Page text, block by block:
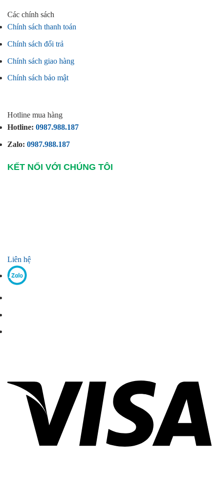
Các chính sách
Chính sách thanh toán
Chính sách đổi trả
Chính sách giao hàng
Chính sách bảo mật
Hotline mua hàng
Hotline: 0987.988.187
Zalo: 0987.988.187
KẾT NỐI VỚI CHÚNG TÔI
Liên hệ